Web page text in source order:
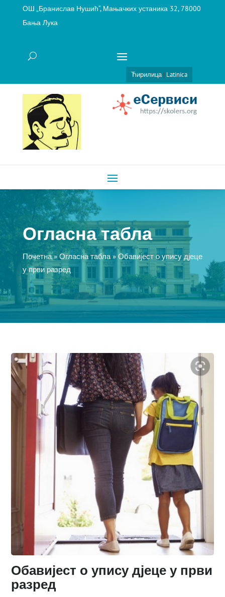
ОШ „Бранислав Нушић“, Мањачких устаника 32, 78000
Бања Лука
Ћирилица| Latinica
Огласна табла
Почетна»Огласна табла» Обавијест о упису дјеце
у први разред
Обавијест о упису дјеце у први
разред